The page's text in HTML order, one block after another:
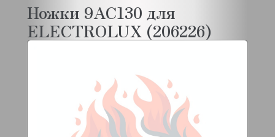
Ножки 9AC130 для
ELECTROLUX (206226)